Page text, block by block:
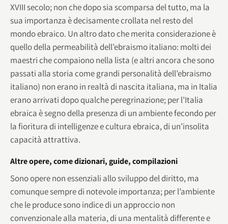
XVIII secolo; non che dopo sia scomparsa del tutto, ma la
sua importanza è decisamente crollata nel resto del
mondo ebraico. Un altro dato che merita considerazione è
quello della permeabilità dell’ebraismo italiano: molti dei
maestri che compaiono nella lista (e altri ancora che sono
passati alla storia come grandi personalità dell’ebraismo
italiano) non erano in realtà di nascita italiana, ma in Italia
erano arrivati dopo qualche peregrinazione; per l’Italia
ebraica è segno della presenza di un ambiente fecondo per
la fioritura di intelligenze e cultura ebraica, di un’insolita
capacità attrattiva.
Altre opere, come dizionari, guide, compilazioni
Sono opere non essenziali allo sviluppo del diritto, ma
comunque sempre di notevole importanza; per l’ambiente
che le produce sono indice di un approccio non
convenzionale alla materia, di una mentalità differente e